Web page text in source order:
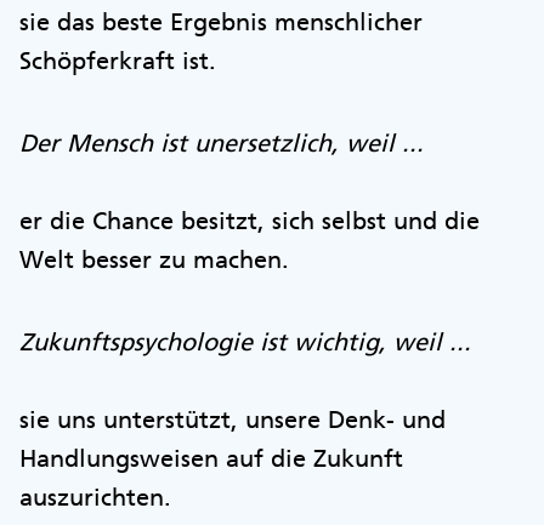
sie das beste Ergebnis menschlicher
Schöpferkraft ist.
Der Mensch ist unersetzlich, weil ...
er die Chance besitzt, sich selbst und die
Welt besser zu machen.
Zukunftspsychologie ist wichtig, weil ...
sie uns unterstützt, unsere Denk- und
Handlungsweisen auf die Zukunft
auszurichten.